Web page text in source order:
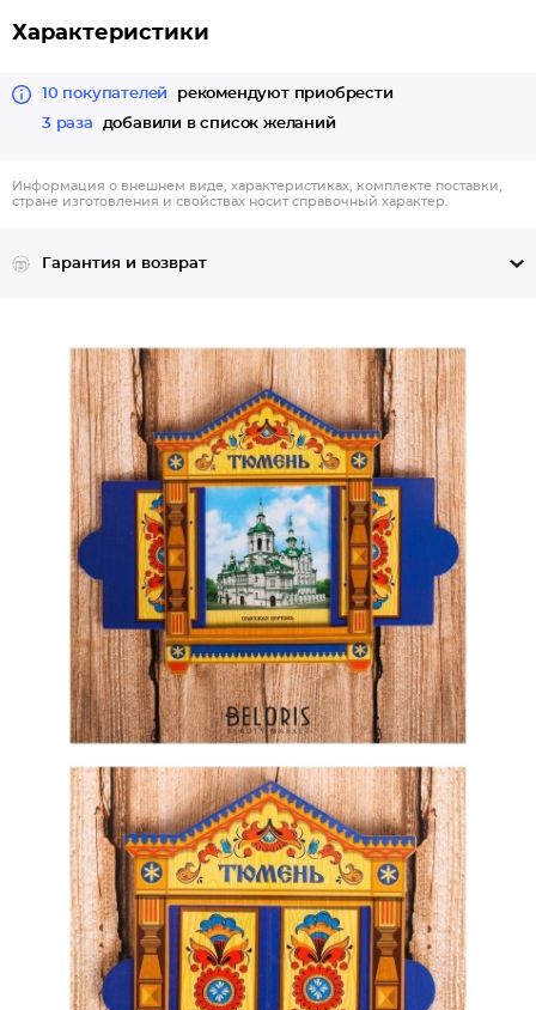
Характеристики
10 покупателей
рекомендуют приобрести
3 раза
добавили в список желаний
Информация о внешнем виде, характеристиках, комплекте поставки,
стране изготовления и свойствах носит справочный характер.
Гарантия и возврат